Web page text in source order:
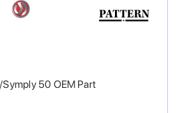
50 OEM Part